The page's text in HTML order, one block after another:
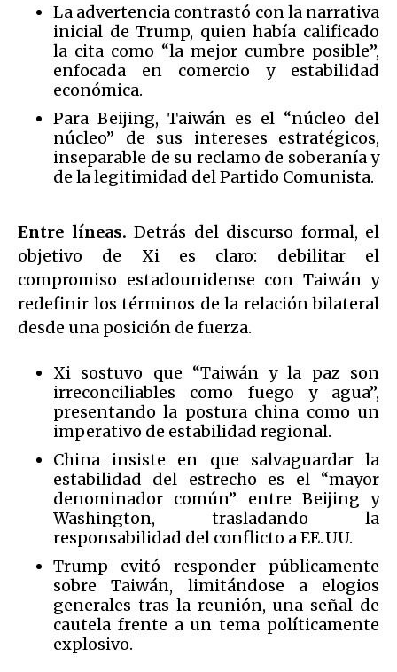
La advertencia contrastó con la narrativa
inicial de Trump, quien había calificado
la cita como “la mejor cumbre posible”,
enfocada en comercio y estabilidad
económica.
Para Beijing, Taiwán es el “núcleo del
núcleo” de sus intereses estratégicos,
inseparable de su reclamo de soberanía y
de la legitimidad del Partido Comunista.
Entre líneas. Detrás del discurso formal, el
objetivo de Xi es claro: debilitar el
compromiso estadounidense con Taiwán y
redefinir los términos de la relación bilateral
desde una posición de fuerza.
Xi sostuvo que “Taiwán y la paz son
irreconciliables como fuego y agua”,
presentando la postura china como un
imperativo de estabilidad regional.
China insiste en que salvaguardar la
estabilidad del estrecho es el “mayor
denominador común” entre Beijing y
Washington, trasladando la
responsabilidad del conflicto a EE. UU.
Trump evitó responder públicamente
sobre Taiwán, limitándose a elogios
generales tras la reunión, una señal de
cautela frente a un tema políticamente
explosivo.